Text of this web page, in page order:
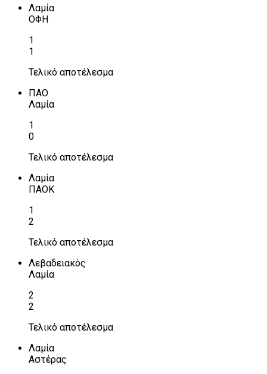
Λαμία
ΟΦΗ
1
1
Τελικό αποτέλεσμα
ΠΑΟ
Λαμία
1
0
Τελικό αποτέλεσμα
Λαμία
ΠΑΟΚ
1
2
Τελικό αποτέλεσμα
Λεβαδειακός
Λαμία
2
2
Τελικό αποτέλεσμα
Λαμία
Αστέρας